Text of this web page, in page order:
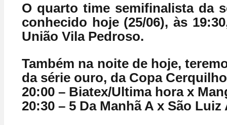
O quarto time semifinalista da
conhecido hoje (25/06), às
União Vila Pedroso.
Também na noite de hoje,
da série ouro, da Copa
20:00 – Biatex/Ultima hora x
20:30 – 5 Da Manhã A x São Luiz